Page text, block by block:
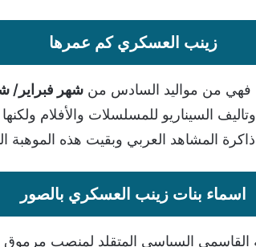
زينب العسكري كم عمرها
فهي من مواليد السادس من شهر فبراير/ شباط
السيناريو للمسلسلات والأفلام
المشاهد العربي وبقيت هذه الموهبة
اسماء بنات زينب العسكري بالصور
السياسي المتقلد لمنصبٍ مرموق